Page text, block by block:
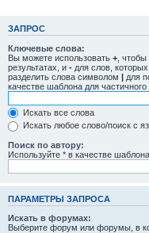
ЗАПРОС
Ключевые слова:
Вы можете использовать + ,
результатах, и - для слов,
разделить слова символом | для
качестве шаблона для частичного
Искать все слова
Искать любое слово/поиск с
Поиск по автору:
Используйте * в качестве шаблона.
ПАРАМЕТРЫ ЗАПРОСА
Искать в форумах:
Выберите форум или форумы, в